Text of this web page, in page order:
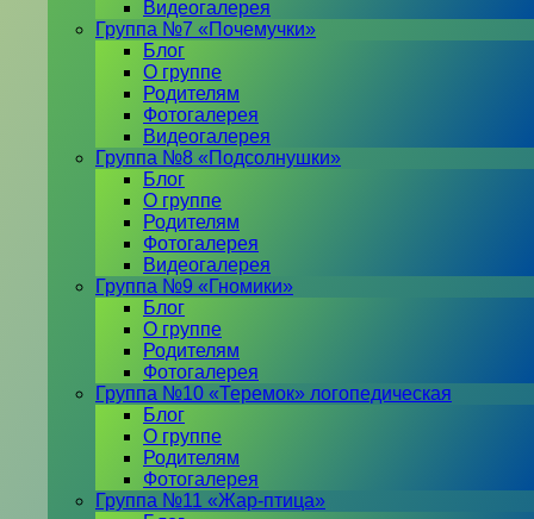
Видеогалерея
Группа №7 «Почемучки»
Блог
О группе
Родителям
Фотогалерея
Видеогалерея
Группа №8 «Подсолнушки»
Блог
О группе
Родителям
Фотогалерея
Видеогалерея
Группа №9 «Гномики»
Блог
О группе
Родителям
Фотогалерея
Группа №10 «Теремок» логопедическая
Блог
О группе
Родителям
Фотогалерея
Группа №11 «Жар-птица»